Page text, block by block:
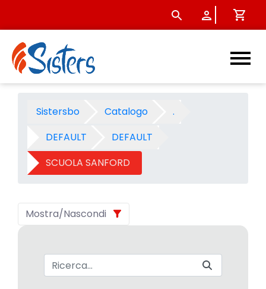
SCUOLA SANFORD 2007 -
Sistersbo Catalogo
.
DEFAULT
DEFAULT
SCUOLA SANFORD
Mostra/Nascondi
Barra di ricerca